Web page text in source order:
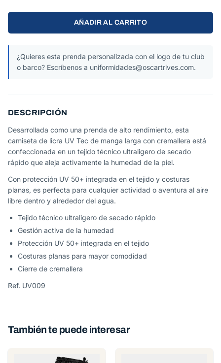
AÑADIR AL CARRITO
¿Quieres esta prenda personalizada con el logo de tu club
o barco? Escríbenos a uniformidades@oscartrives.com.
DESCRIPCIÓN
Desarrollada como una prenda de alto rendimiento, esta
camiseta de licra UV Tec de manga larga con cremallera está
confeccionada en un tejido técnico ultraligero de secado
rápido que aleja activamente la humedad de la piel.
Con protección UV 50+ integrada en el tejido y costuras
planas, es perfecta para cualquier actividad o aventura al aire
libre dentro y alrededor del agua.
Tejido técnico ultraligero de secado rápido
Gestión activa de la humedad
Protección UV 50+ integrada en el tejido
Costuras planas para mayor comodidad
Cierre de cremallera
Ref. UV009
También te puede interesar